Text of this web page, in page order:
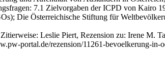
7.1 Zielvorgaben der ICPD von Kairo
Die Österreichische Stiftung für
Leslie Piert, Rezension zu: Irene M.
portal.de/rezension/11261-bevoelkerung-in-